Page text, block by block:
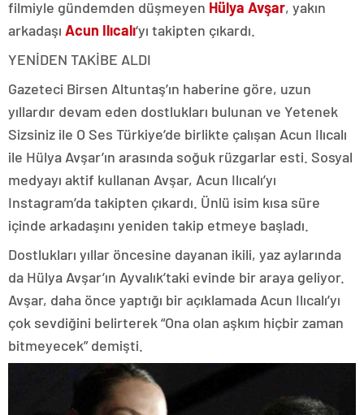
filmiyle gündemden düşmeyen Hülya Avşar, yakın
arkadaşı Acun Ilıcalı‘yı takipten çıkardı.
YENİDEN TAKİBE ALDI
Gazeteci Birsen Altuntaş’ın haberine göre, uzun
yıllardır devam eden dostlukları bulunan ve Yetenek
Sizsiniz ile O Ses Türkiye’de birlikte çalışan Acun Ilıcalı
ile Hülya Avşar’ın arasında soğuk rüzgarlar esti. Sosyal
medyayı aktif kullanan Avşar, Acun Ilıcalı’yı
Instagram’da takipten çıkardı. Ünlü isim kısa süre
içinde arkadaşını yeniden takip etmeye başladı.
Dostlukları yıllar öncesine dayanan ikili, yaz aylarında
da Hülya Avşar’ın Ayvalık’taki evinde bir araya geliyor.
Avşar, daha önce yaptığı bir açıklamada Acun Ilıcalı’yı
çok sevdiğini belirterek “Ona olan aşkım hiçbir zaman
bitmeyecek” demişti.